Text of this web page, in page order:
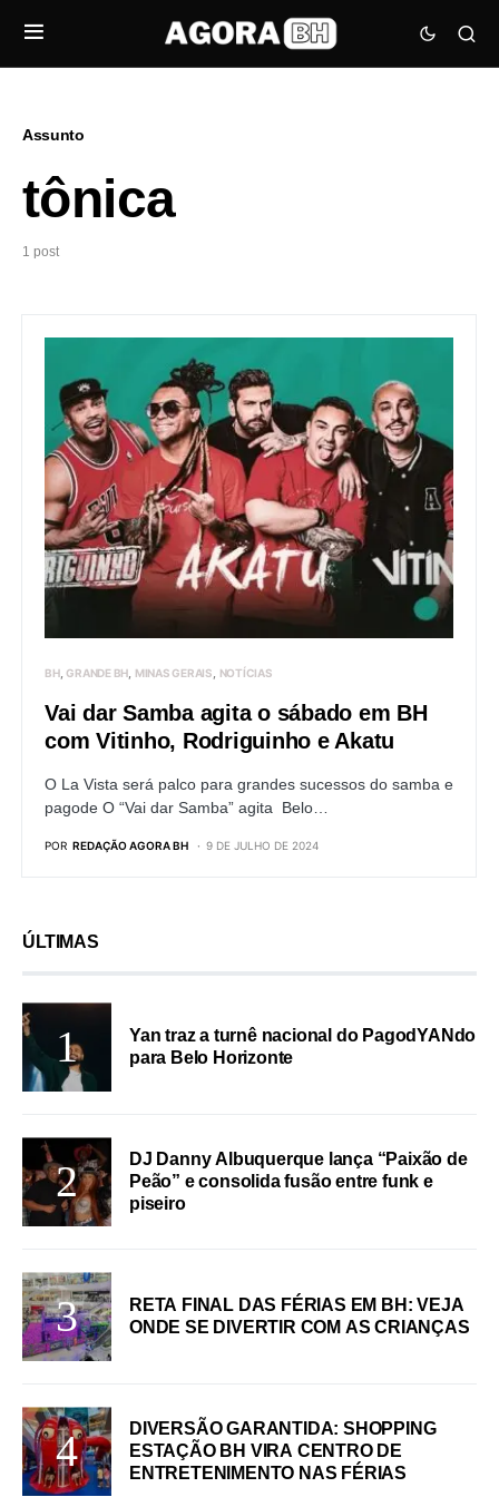
Assunto
tônica
1 post
BH GRANDE BH MINAS GERAIS NOTÍCIAS
Vai dar Samba agita o sábado em BH
com Vitinho, Rodriguinho e Akatu
O La Vista será palco para grandes sucessos do samba e
pagode O “Vai dar Samba” agita Belo…
POR REDAÇÃO AGORA BH 9 DE JULHO DE 2024
ÚLTIMAS
Yan traz a turnê nacional do PagodYANdo
para Belo Horizonte
DJ Danny Albuquerque lança “Paixão de
Peão” e consolida fusão entre funk e
piseiro
RETA FINAL DAS FÉRIAS EM BH: VEJA
ONDE SE DIVERTIR COM AS CRIANÇAS
DIVERSÃO GARANTIDA: SHOPPING
ESTAÇÃO BH VIRA CENTRO DE
ENTRETENIMENTO NAS FÉRIAS